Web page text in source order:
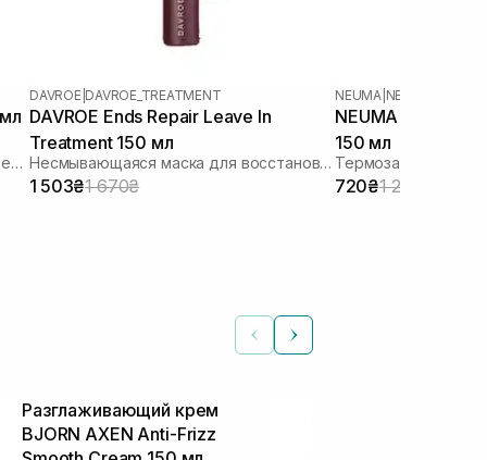
Несмываемая восстанавливающая термозащитная маска для поврежденных волос
DAVROE DAVROE_TREATMENT
DAVROE Ends Repair Leave In
Treatment 150 мл
Несмывающаяся маска для восстановления волос
1 503₴1 670₴
NEUMA NEU STYLING
NEUMA Neu
150 мл
720₴1 200₴
Разглаживающий крем
BJORN AXEN Anti-Frizz